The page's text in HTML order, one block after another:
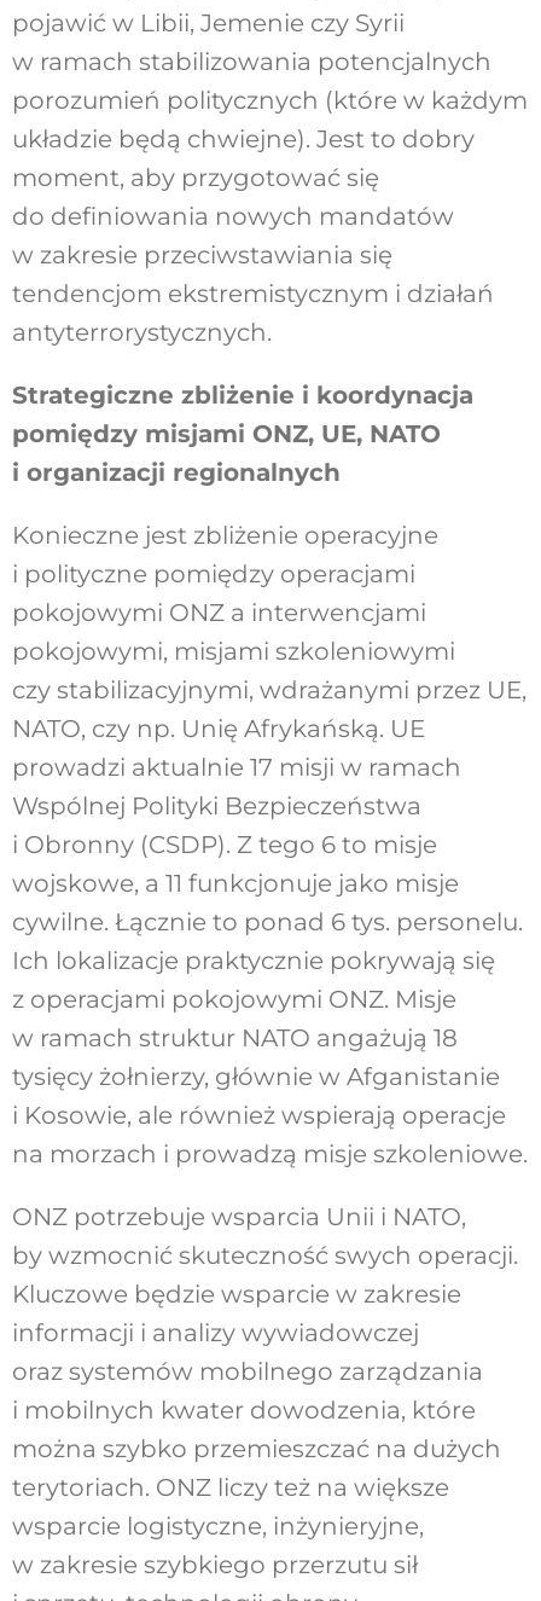
pojawić w Libii, Jemenie czy Syrii
w ramach stabilizowania potencjalnych
porozumień politycznych (które w każdym
układzie będą chwiejne). Jest to dobry
moment, aby przygotować się
do definiowania nowych mandatów
w zakresie przeciwstawiania się
tendencjom ekstremistycznym i działań
antyterrorystycznych.
Strategiczne zbliżenie i koordynacja
pomiędzy misjami ONZ, UE, NATO
i organizacji regionalnych
Konieczne jest zbliżenie operacyjne
i polityczne pomiędzy operacjami
pokojowymi ONZ a interwencjami
pokojowymi, misjami szkoleniowymi
czy stabilizacyjnymi, wdrażanymi przez UE,
NATO, czy np. Unię Afrykańską. UE
prowadzi aktualnie 17 misji w ramach
Wspólnej Polityki Bezpieczeństwa
i Obronny (CSDP). Z tego 6 to misje
wojskowe, a 11 funkcjonuje jako misje
cywilne. Łącznie to ponad 6 tys. personelu.
Ich lokalizacje praktycznie pokrywają się
z operacjami pokojowymi ONZ. Misje
w ramach struktur NATO angażują 18
tysięcy żołnierzy, głównie w Afganistanie
i Kosowie, ale również wspierają operacje
na morzach i prowadzą misje szkoleniowe.
ONZ potrzebuje wsparcia Unii i NATO,
by wzmocnić skuteczność swych operacji.
Kluczowe będzie wsparcie w zakresie
informacji i analizy wywiadowczej
oraz systemów mobilnego zarządzania
i mobilnych kwater dowodzenia, które
można szybko przemieszczać na dużych
terytoriach. ONZ liczy też na większe
wsparcie logistyczne, inżynieryjne,
w zakresie szybkiego przerzutu sił